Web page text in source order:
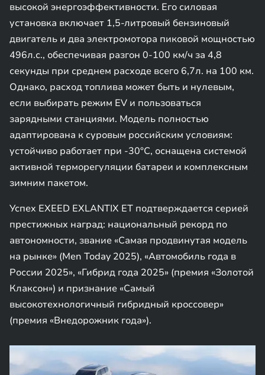
высокой энергоэффективности. Его силовая
установка включает 1,5-литровый бензиновый
двигатель и два электромотора пиковой мощностью
496л.с., обеспечивая разгон 0-100 км/ч за 4,8
секунды при среднем расходе всего 6,7л. на 100 км.
Однако, расход топлива может быть и нулевым,
если выбирать режим EV и пользоваться
зарядными станциями. Модель полностью
адаптирована к суровым российским условиям:
устойчиво работает при -30°C, оснащена системой
активной терморегуляции батареи и комплексным
зимним пакетом.
Успех EXEED EXLANTIX ET подтверждается серией
престижных наград: национальный рекорд по
автономности, звание «Самая продвинутая модель
на рынке» (Men Today 2025), «Автомобиль года в
России 2025», «Гибрид года 2025» (премия «Золотой
Клаксон») и признание «Самый
высокотехнологичный гибридный кроссовер»
(премия «Внедорожник года»).